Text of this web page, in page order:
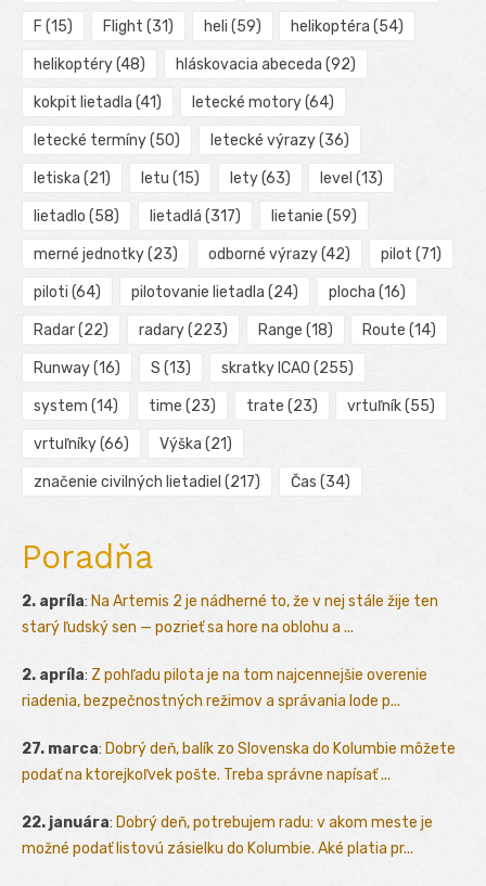
F (15) Flight (31) heli (59) helikoptéra (54)
helikoptéry(48) hláskovacia abeceda (92)
kokpit lietadla (41) letecké motory(64)
letecké termíny(50) letecké výrazy(36)
letiska (21) letu (15) lety(63) level (13)
lietadlo (58) lietadlá (317) lietanie (59)
merné jednotky(23) odborné výrazy(42) pilot (71)
piloti (64) pilotovanie lietadla (24) plocha (16)
Radar(22) radary(223) Range (18) Route (14)
Runway(16) S (13) skratky ICAO (255)
system (14) time (23) trate (23) vrtuľník(55)
vrtuľníky(66) Výška (21)
značenie civilných lietadiel (217) Čas (34)
Poradňa
2. apríla: Na Artemis 2 je nádherné to, že v nej stále žije ten
starý ľudský sen — pozrieť sa hore na oblohu a ...
2. apríla: Z pohľadu pilota je na tom najcennejšie overenie
riadenia, bezpečnostných režimov a správania lode p...
27. marca: Dobrý deň, balík zo Slovenska do Kolumbie môžete
podať na ktorejkoľvek pošte. Treba správne napísať ...
22. januára: Dobrý deň, potrebujem radu: v akom meste je
možné podať listovú zásielku do Kolumbie. Aké platia pr...